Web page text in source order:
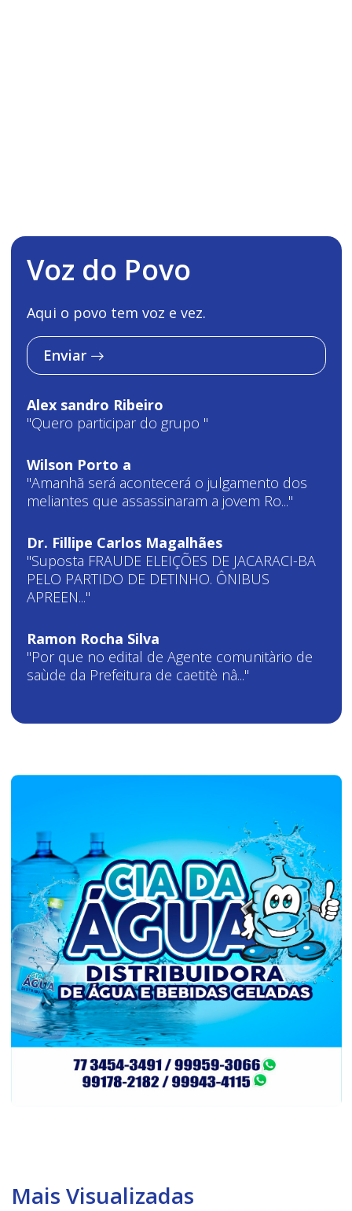
Voz do Povo
Aqui o povo tem voz e vez.
Enviar
Alex sandro Ribeiro
"Quero participar do grupo "
Wilson Porto a
"Amanhã será acontecerá o julgamento dos
meliantes que assassinaram a jovem Ro..."
Dr. Fillipe Carlos Magalhães
"Suposta FRAUDE ELEIÇÕES DE JACARACI-BA
PELO PARTIDO DE DETINHO. ÔNIBUS
APREEN..."
Ramon Rocha Silva
"Por que no edital de Agente comunitàrio de
saùde da Prefeitura de caetitè nâ..."
Mais Visualizadas